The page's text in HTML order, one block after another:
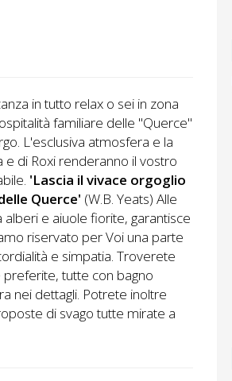
in tutto relax o sei in zona
familiare delle "Querce"
L'esclusiva atmosfera e la
e di Roxi renderanno il vostro
'Lascia il vivace orgoglio
Querce' (W.B. Yeats) Alle
e aiuole fiorite, garantisce
riservato per Voi una parte
e simpatia. Troverete
tutte con bagno
nei dettagli. Potrete inoltre
di svago tutte mirate a